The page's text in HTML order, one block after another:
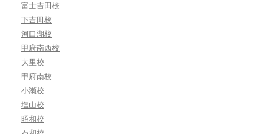
富士吉田校
下吉田校
河口湖校
甲府南西校
大里校
甲府南校
小瀬校
塩山校
昭和校